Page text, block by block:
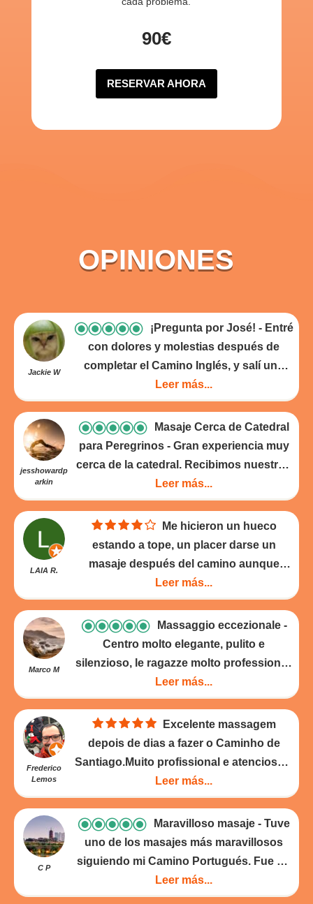
90€
RESERVAR AHORA
OPINIONES
Jackie W
¡Pregunta por José!
Entré
con dolores y molestias después de
completar el Camino Inglés, y salí una
hora después flotando como una nube -
¡fue el mejor masaje que he tenido en
años! El personal aquí está claramente
bien versado en lo que necesita atención
después de un largo paseo. Era mucho
más “spa - como” de lo que esperaba,
con toallas de alta calidad / decoración,
habitaciones de buen tamaño y
por José, sus manos son mágicas!
Leer más...
jesshowardp
arkin
Masaje Cerca de Catedral
para Peregrinos
Gran experiencia muy
cerca de la catedral. Recibimos nuestros
3 masajes en 3 habitaciones diferentes al
mismo tiempo. Las masacres atendían
las áreas que eran más doloridas para
los peregrinos del Camino: pies, piernas
y espalda baja / caderas. Tenga en
cuenta que se esperan propinas, pero yo
Leer más...
LAIA R.
estando a tope, un placer darse un
masaje después del camino aunque
como bien dijo José al dia siguiente me
acordé bien de él.Buen masaje y buenos
consejos. Hasta pronto - 10-05-2025
Leer más...
Marco M
Massaggio eccezionale
Centro molto elegante, pulito e
silenzioso, le ragazze molto professionali
ci hanno fatto anche un regalo di una
crema per massaggi a base di arnica,
peccato che sia 150ml ed in aereoporto
c’è l’abbiano presa!!!😤😤- 05-05-2025
Leer más...
Frederico
Lemos
depois de dias a fazer o Caminho de
Santiago.Muito profissional e atenciosa a
terapeuta.A repetir novamente quando
voltar a fazer o Caminho.Óptima
localização- 27-04-2025
Leer más...
C P
Maravilloso masaje
Tuve
uno de los masajes más maravillosos
siguiendo mi Camino Portugués. Fue un
merecido regalo para mí. La masajista era
excelente y el servicio fantástico.- 27-04-
Leer más...